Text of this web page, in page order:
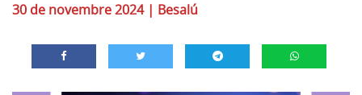
30 de novembre 2024| Besalú